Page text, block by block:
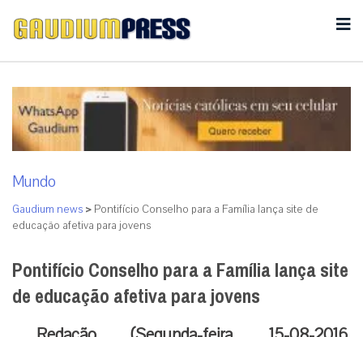
Mundo
Gaudium news > Pontifício Conselho para a Família lança site de
educação afetiva para jovens
Pontifício Conselho para a Família lança site
de educação afetiva para jovens